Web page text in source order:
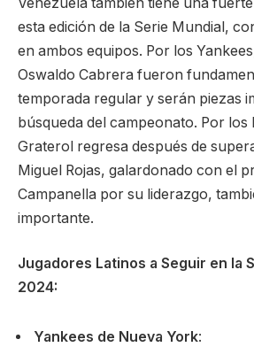
esta edición de la Serie Mundial,
en ambos equipos. Por los
Oswaldo Cabrera fueron
temporada regular y serán piezas
búsqueda del campeonato. Por
Graterol regresa después de
Miguel Rojas, galardonado con el
Campanella por su liderazgo,
importante.
Jugadores Latinos a Seguir en la
2024:
Yankees de Nueva York: